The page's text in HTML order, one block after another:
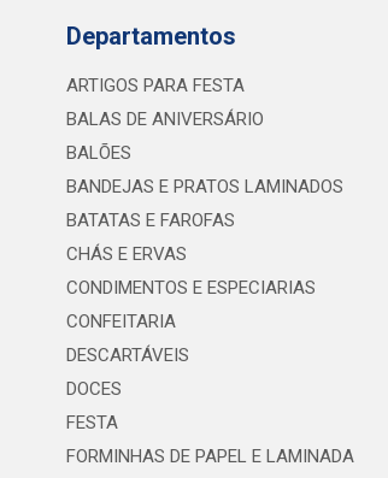
Departamentos
ARTIGOS PARA FESTA
BALAS DE ANIVERSÁRIO
BALÕES
BANDEJAS E PRATOS LAMINADOS
BATATAS E FAROFAS
CHÁS E ERVAS
CONDIMENTOS E ESPECIARIAS
CONFEITARIA
DESCARTÁVEIS
DOCES
FESTA
FORMINHAS DE PAPEL E LAMINADA